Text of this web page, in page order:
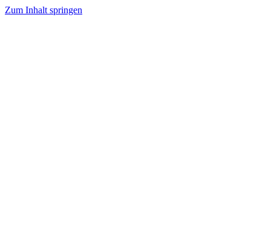
Zum Inhalt springen